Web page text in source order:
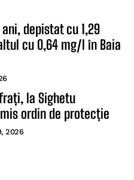
ani, depistat cu 1,29
cu 0,64 mg/l în Baia
la Sighetu
ordin de protecție
2026